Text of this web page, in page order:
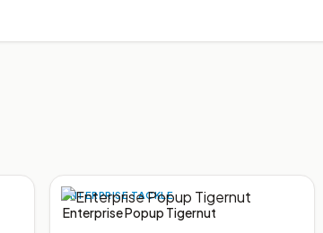
ENTERPRISE TACKLE
Enterprise Popup Tigernut